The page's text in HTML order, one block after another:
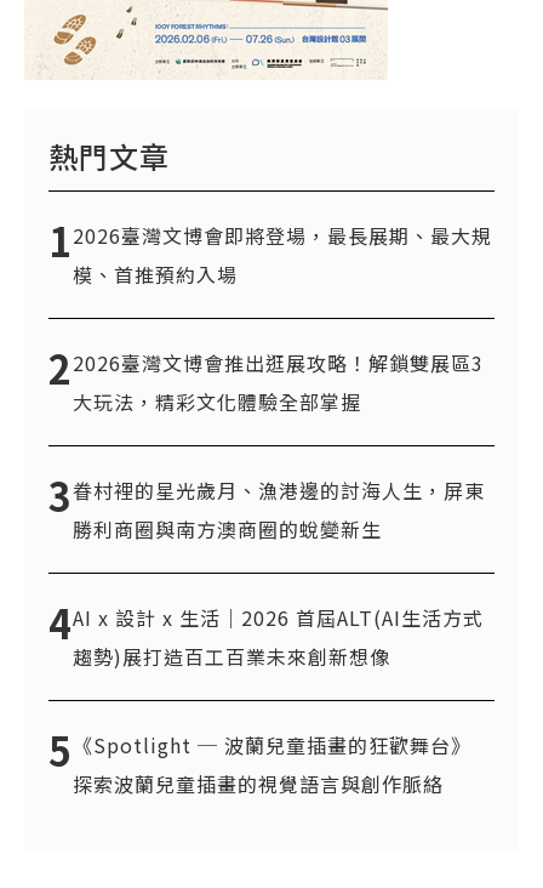
熱門文章
12026臺灣文博會即將登場，最長展期、最大規
模、首推預約入場
22026臺灣文博會推出逛展攻略！解鎖雙展區3
大玩法，精彩文化體驗全部掌握
3眷村裡的星光歲月、漁港邊的討海人生，屏東
勝利商圈與南方澳商圈的蛻變新生
4AI x 設計 x 生活｜2026 首屆ALT(AI生活方式
趨勢)展打造百工百業未來創新想像
5 《Spotlight ─ 波蘭兒童插畫的狂歡舞台》
探索波蘭兒童插畫的視覺語言與創作脈絡